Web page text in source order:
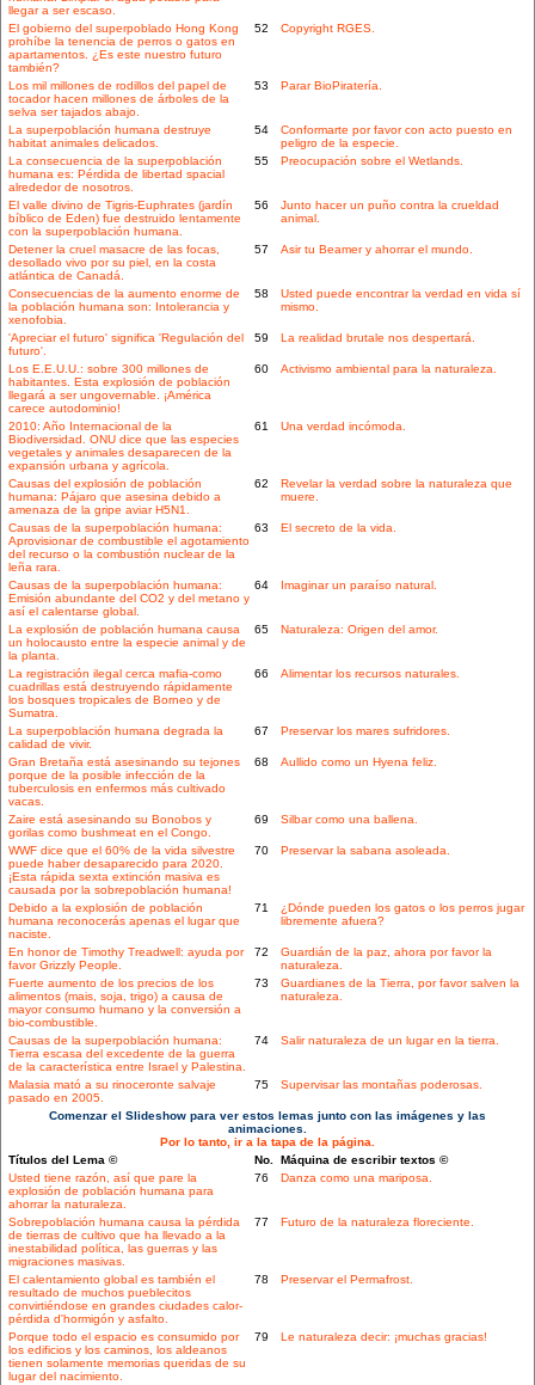
llegar a ser escaso.
El gobierno del superpoblado Hong Kong
prohíbe la tenencia de perros o gatos en
apartamentos. ¿Es este nuestro futuro
también?
52 Copyright RGES.
Los mil millones de rodillos del papel de
tocador hacen millones de árboles de la
selva ser tajados abajo.
53 Parar BioPiratería.
La superpoblación humana destruye
habitat animales delicados.
54
Conformarte por favor con acto puesto en
peligro de la especie.
La consecuencia de la superpoblación
humana es: Pérdida de libertad spacial
alrededor de nosotros.
55 Preocupación sobre el Wetlands.
El valle divino de Tigris-Euphrates (jardín
bíblico de Eden) fue destruido lentamente
con la superpoblación humana.
56
Junto hacer un puño contra la crueldad
animal.
Detener la cruel masacre de las focas,
desollado vivo por su piel, en la costa
atlántica de Canadá.
57 Asir tu Beamer y ahorrar el mundo.
Consecuencias de la aumento enorme de
la población humana son: Intolerancia y
xenofobia.
58
Usted puede encontrar la verdad en vida sí
mismo.
'Apreciar el futuro' significa 'Regulación del
futuro'.
59 La realidad brutale nos despertará.
Los E.E.U.U.: sobre 300 millones de
habitantes. Esta explosión de población
llegará a ser ungovernable. ¡América
carece autodominio!
60 Activismo ambiental para la naturaleza.
2010: Año Internacional de la
Biodiversidad. ONU dice que las especies
vegetales y animales desaparecen de la
expansión urbana y agrícola.
61 Una verdad incómoda.
Causas del explosión de población
humana: Pájaro que asesina debido a
amenaza de la gripe aviar H5N1.
62
Revelar la verdad sobre la naturaleza que
muere.
Causas de la superpoblación humana:
Aprovisionar de combustible el agotamiento
del recurso o la combustión nuclear de la
leña rara.
63 El secreto de la vida.
Causas de la superpoblación humana:
Emisión abundante del CO2 y del metano y
así el calentarse global.
64 Imaginar un paraíso natural.
La explosión de población humana causa
un holocausto entre la especie animal y de
la planta.
65 Naturaleza: Origen del amor.
La registración ilegal cerca mafia-como
cuadrillas está destruyendo rápidamente
los bosques tropicales de Borneo y de
Sumatra.
66 Alimentar los recursos naturales.
La superpoblación humana degrada la
calidad de vivir.
67 Preservar los mares sufridores.
Gran Bretaña está asesinando su tejones
porque de la posible infección de la
tuberculosis en enfermos más cultivado
vacas.
68 Aullido como un Hyena feliz.
Zaire está asesinando su Bonobos y
gorilas como bushmeat en el Congo.
69 Silbar como una ballena.
WWF dice que el 60% de la vida silvestre
puede haber desaparecido para 2020.
¡Esta rápida sexta extinción masiva es
causada por la sobrepoblación humana!
70 Preservar la sabana asoleada.
Debido a la explosión de población
humana reconocerás apenas el lugar que
naciste.
71
¿Dónde pueden los gatos o los perros jugar
libremente afuera?
En honor de Timothy Treadwell: ayuda por
favor Grizzly People.
72
Guardián de la paz, ahora por favor la
naturaleza.
Fuerte aumento de los precios de los
alimentos (mais, soja, trigo) a causa de
mayor consumo humano y la conversión a
bio-combustible.
73
Guardianes de la Tierra, por favor salven la
naturaleza.
Causas de la superpoblación humana:
Tierra escasa del excedente de la guerra
de la característica entre Israel y Palestina.
74 Salir naturaleza de un lugar en la tierra.
Malasia mató a su rinoceronte salvaje
pasado en 2005.
75 Supervisar las montañas poderosas.
Comenzar el Slideshow para ver estos lemas junto con las imágenes y las
animaciones.
Por lo tanto, ir a la tapa de la página.
Títulos del Lema ©
No. Máquina de escribir textos ©
Usted tiene razón, así que pare la
explosión de población humana para
ahorrar la naturaleza.
76 Danza como una mariposa.
Sobrepoblación humana causa la pérdida
de tierras de cultivo que ha llevado a la
inestabilidad política, las guerras y las
migraciones masivas.
77 Futuro de la naturaleza floreciente.
El calentamiento global es también el
resultado de muchos pueblecitos
convirtiéndose en grandes ciudades calor-
pérdida d'hormigón y asfalto.
78 Preservar el Permafrost.
Porque todo el espacio es consumido por
los edificios y los caminos, los aldeanos
tienen solamente memorias queridas de su
lugar del nacimiento.
79 Le naturaleza decir: ¡muchas gracias!